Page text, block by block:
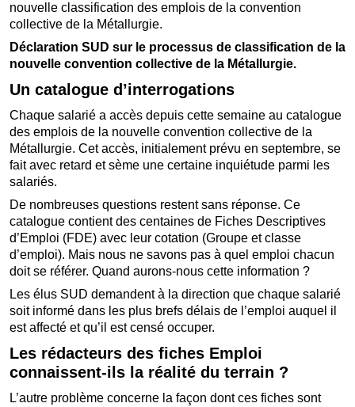
nouvelle classification des emplois de la convention
collective de la Métallurgie.
Déclaration SUD sur le processus de classification de la
nouvelle convention collective de la Métallurgie.
Un catalogue d’interrogations
Chaque salarié a accès depuis cette semaine au catalogue
des emplois de la nouvelle convention collective de la
Métallurgie. Cet accès, initialement prévu en septembre, se
fait avec retard et sème une certaine inquiétude parmi les
salariés.
De nombreuses questions restent sans réponse. Ce
catalogue contient des centaines de Fiches Descriptives
d’Emploi (FDE) avec leur cotation (Groupe et classe
d’emploi). Mais nous ne savons pas à quel emploi chacun
doit se référer. Quand aurons-nous cette information ?
Les élus SUD demandent à la direction que chaque salarié
soit informé dans les plus brefs délais de l’emploi auquel il
est affecté et qu’il est censé occuper.
Les rédacteurs des fiches Emploi
connaissent-ils la réalité du terrain ?
L’autre problème concerne la façon dont ces fiches sont